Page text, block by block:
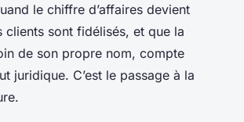
le chiffre d’affaires devient
clients sont fidélisés, et que la
de son propre nom, compte
juridique. C’est le passage à la